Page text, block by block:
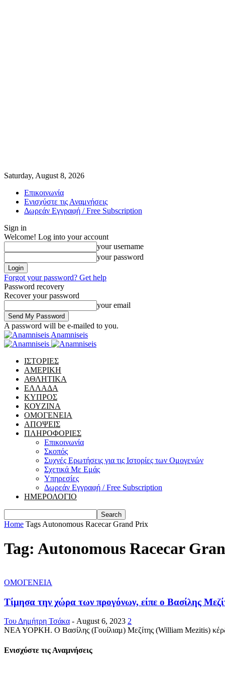
Saturday, August 8, 2026
Επικοινωνία
Ενισχύστε τις Αναμνήσεις
Δωρεάν Εγγραφή / Free Subscription
Sign in
Welcome! Log into your account
your username
your password
Forgot your password? Get help
Password recovery
Recover your password
your email
A password will be e-mailed to you.
Anamniseis
ΙΣΤΟΡΙΕΣ
ΑΜΕΡΙΚΗ
ΑΘΛΗΤΙΚΑ
ΕΛΛΑΔΑ
ΚΥΠΡΟΣ
ΚΟΥΖΙΝΑ
ΟΜΟΓΕΝΕΙΑ
ΑΠΟΨΕΙΣ
ΠΛΗΡΟΦΟΡΙΕΣ
Επικοινωνία
Σκοπός
Συχνές Ερωτήσεις για τις Ιστορίες των Ομογενών
Σχετικά Με Εμάς
Υπηρεσίες
Δωρεάν Εγγραφή / Free Subscription
ΗΜΕΡΟΛΟΓΙΟ
Home Tags Autonomous Racecar Grand Prix
Tag: Autonomous Racecar
ΟΜΟΓΕΝΕΙΑ
Τίμησα την χώρα των προγόνων, είπε ο Βασίλης
Του Δημήτρη Τσάκα - August 6, 2023 2
ΝΕΑ ΥΟΡΚΗ. Ο Βασίλης (Γουίλιαμ) Μεζίτης (William Mezitis)
Ενισχύστε τις Αναμνήσεις